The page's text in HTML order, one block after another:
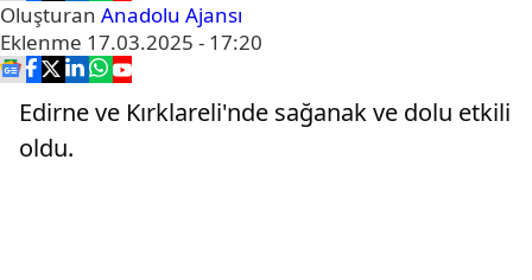
Oluşturan Anadolu Ajansı
Eklenme 17.03.2025 - 17:20
Edirne ve Kırklareli'nde sağanak ve dolu etkili
oldu.